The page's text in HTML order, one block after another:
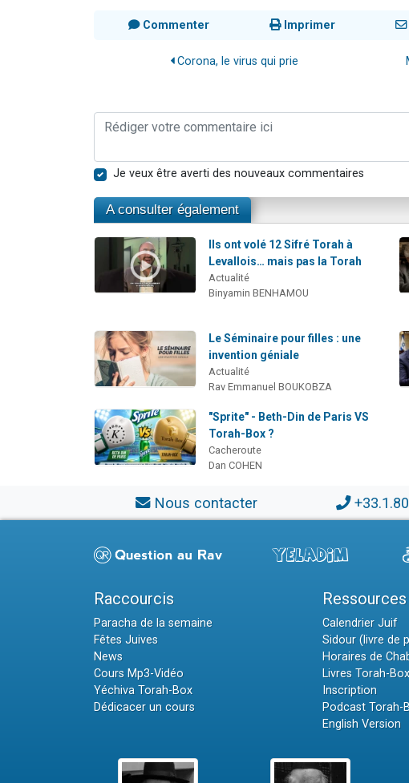
Commenter Imprimer
Corona, le virus qui prie
Je veux être averti des nouveaux commentaires
A consulter également
Ils ont volé 12 Sifré Torah à
Levallois… mais pas la Torah
Actualité
Binyamin BENHAMOU
Le Séminaire pour filles : une
invention géniale
Actualité
Rav Emmanuel BOUKOBZA
"Sprite" - Beth-Din de Paris VS
Torah-Box ?
Cacheroute
Dan COHEN
Nous contacter
Raccourcis
Paracha de la semaine
Fêtes Juives
News
Cours Mp3-Vidéo
Yéchiva Torah-Box
Dédicacer un cours
Ressources
Calendrier Juif
Sidour (livre de
Horaires de
Livres Torah-Box
Inscription
Podcast Torah-
English Version